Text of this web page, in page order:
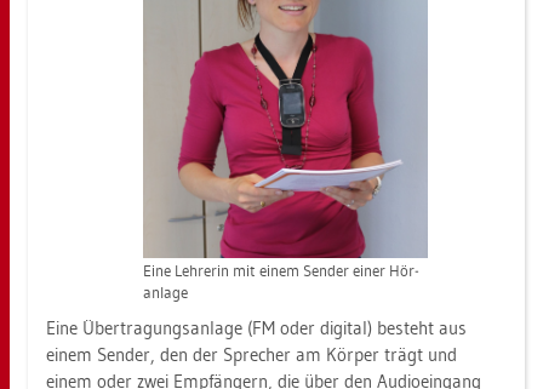
Eine Leh­re­rin mit einem Sen­der einer Hör­
an­la­ge
Eine Über­tra­gungs­an­la­ge (FM oder di­gi­tal) be­steht aus
einem Sen­der, den der Spre­cher am Kör­per trägt und
einem oder zwei Emp­fän­gern, die über den Au­dio­ein­gang